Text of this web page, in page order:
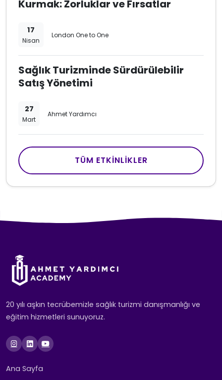
Kurmak: Zorluklar ve Fırsatlar
17
Nisan
London One to One
Sağlık Turizminde Sürdürülebilir
Satış Yönetimi
27
Mart
Ahmet Yardımcı
TÜM ETKINLIKLER
20 yılı aşkın tecrübemizle sağlık turizmi danışmanlığı ve
eğitim hizmetleri sunuyoruz.
Ana Sayfa